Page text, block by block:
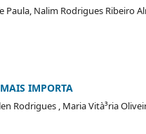
Paula, Nalim Rodrigues Ribeiro
IMPORTA
Rodrigues , Maria Vità³ria